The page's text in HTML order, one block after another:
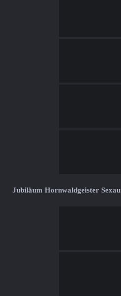
Jubiläum Hornwaldgeister Sexau